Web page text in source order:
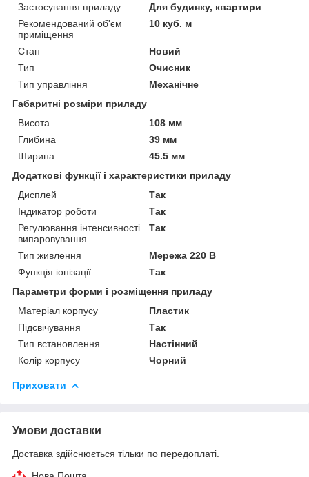
Застосування приладу
Для будинку, квартири
Рекомендований об'єм
приміщення
10 куб. м
Стан
Новий
Тип
Очисник
Тип управління
Механічне
Габаритні розміри приладу
Висота
108 мм
Глибина
39 мм
Ширина
45.5 мм
Додаткові функції і характеристики приладу
Дисплей
Так
Індикатор роботи
Так
Регулювання інтенсивності
випаровування
Так
Тип живлення
Мережа 220 В
Функція іонізації
Так
Параметри форми і розміщення приладу
Матеріал корпусу
Пластик
Підсвічування
Так
Тип встановлення
Настінний
Колір корпусу
Чорний
Приховати
Умови доставки
Доставка здійснюється тільки по передоплаті.